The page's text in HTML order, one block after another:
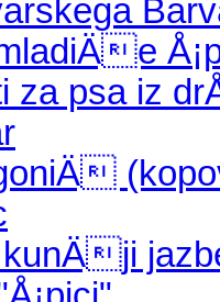
za psa iz
kunÄji